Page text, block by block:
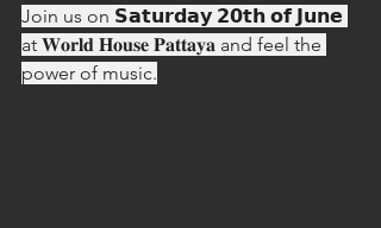
Join us on 𝗦𝗮𝘁𝘂𝗿𝗱𝗮𝘆 𝟮𝟬𝘁𝗵 𝗼𝗳 𝗝𝘂𝗻𝗲
at 𝐖𝐨𝐫𝐥𝐝 𝐇𝐨𝐮𝐬𝐞 𝐏𝐚𝐭𝐭𝐚𝐲𝐚 and feel the
power of music.